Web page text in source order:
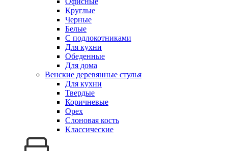
Круглые
Черные
Белые
С подлокотниками
Для кухни
Обеденные
Для дома
Венские деревянные стулья
Для кухни
Твердые
Коричневые
Орех
Слоновая кость
Классические